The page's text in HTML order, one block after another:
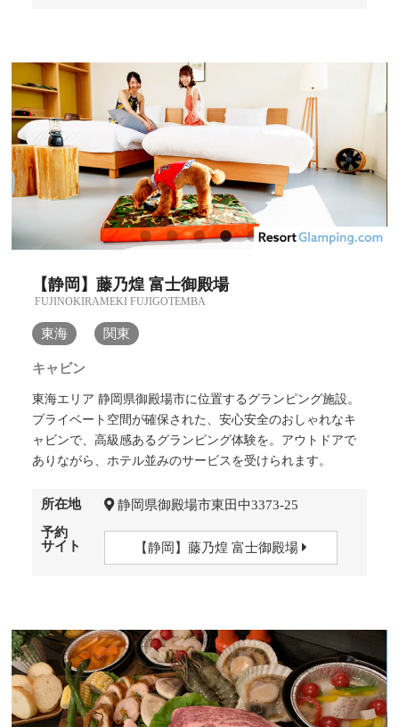
【静岡】藤乃煌 富士御殿場
FUJINOKIRAMEKI FUJIGOTEMBA
東海 関東
キャビン
東海エリア 静岡県御殿場市に位置するグランピング施設。
プライベート空間が確保された、安心安全のおしゃれなキ
ャビンで、高級感あるグランピング体験を。アウトドアで
ありながら、ホテル並みのサービスを受けられます。
所在地
静岡県御殿場市東田中3373-25
予約
サイト
【静岡】藤乃煌 富士御殿場